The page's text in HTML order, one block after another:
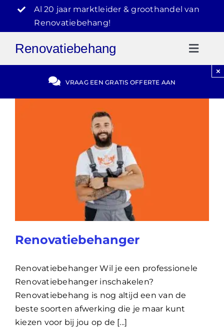
inhoud
Al 20 jaar marktleider & groothandel van
Renovatiebehang!
Renovatiebehang
Gratis Offerte
VRAAG EEN GRATIS OFFERTE AAN
×
Renovatiebehanger
Renovatiebehanger Wil je een professionele
Renovatiebehanger inschakelen?
Renovatiebehang is nog altijd een van de
beste soorten afwerking die je maar kunt
kiezen voor bij jou op de [...]